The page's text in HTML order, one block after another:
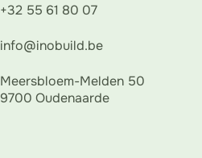
+32 55 61 80 07
info@inobuild.be
Meersbloem-Melden 50
9700 Oudenaarde